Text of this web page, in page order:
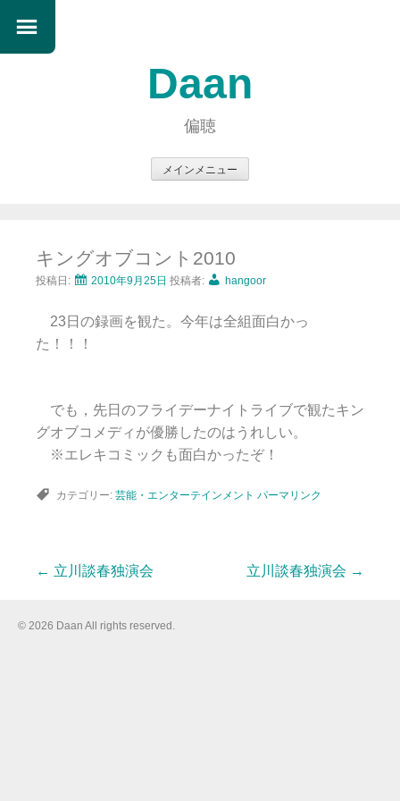
Daan
偏聴
メインメニュー
ン
ツ
ス
キ
キングオブコント2010
投稿日: 2010年9月25日 投稿者: hangoor
23日の録画を観た。今年は全組面白かっ
た！！！
でも，先日のフライデーナイトライブで観たキン
グオブコメディが優勝したのはうれしい。
※エレキコミックも面白かったぞ！
カテゴリー: 芸能・エンターテインメント パーマリンク
投
← 立川談春独演会 立川談春独演会 →
© 2026 Daan All rights reserved.